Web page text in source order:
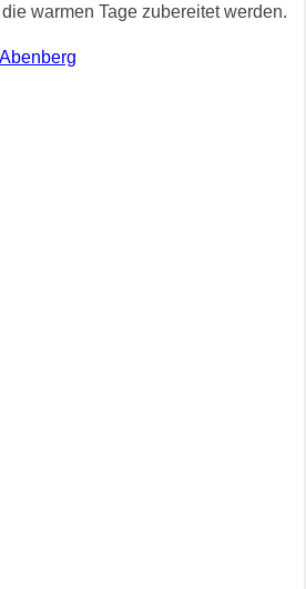
warmen Tage zubereitet werden.